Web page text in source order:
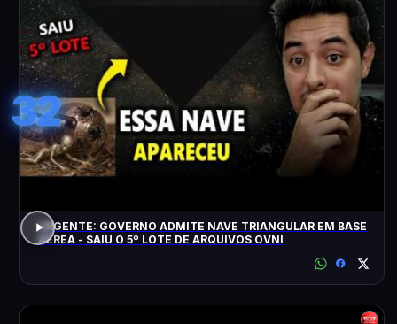
32
URGENTE: GOVERNO ADMITE NAVE TRIANGULAR EM BASE
AÉREA - SAIU O 5º LOTE DE ARQUIVOS OVNI